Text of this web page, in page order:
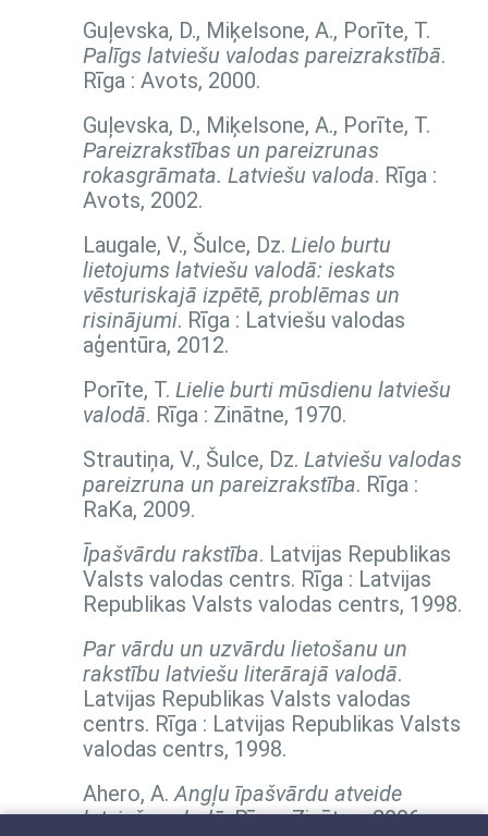
Guļevska, D., Miķelsone, A., Porīte, T.
Palīgs latviešu valodas pareizrakstībā.
Rīga : Avots, 2000.
Guļevska, D., Miķelsone, A., Porīte, T.
Pareizrakstības un pareizrunas
rokasgrāmata. Latviešu valoda. Rīga :
Avots, 2002.
Laugale, V., Šulce, Dz. Lielo burtu
lietojums latviešu valodā: ieskats
vēsturiskajā izpētē, problēmas un
risinājumi. Rīga : Latviešu valodas
aģentūra, 2012.
Porīte, T. Lielie burti mūsdienu latviešu
valodā. Rīga : Zinātne, 1970.
Strautiņa, V., Šulce, Dz. Latviešu valodas
pareizruna un pareizrakstība. Rīga :
RaKa, 2009.
Īpašvārdu rakstība. Latvijas Republikas
Valsts valodas centrs. Rīga : Latvijas
Republikas Valsts valodas centrs, 1998.
Par vārdu un uzvārdu lietošanu un
rakstību latviešu literārajā valodā.
Latvijas Republikas Valsts valodas
centrs. Rīga : Latvijas Republikas Valsts
valodas centrs, 1998.
Ahero, A.Angļu īpašvārdu atveide
latviešu valodā. Rīga : Zinātne, 2006.